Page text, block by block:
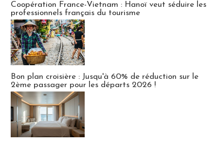
Coopération France-Vietnam : Hanoï veut séduire les
professionnels français du tourisme
Bon plan croisière : Jusqu'à 60% de réduction sur le
2ème passager pour les départs 2026 !